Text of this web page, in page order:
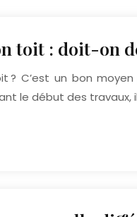
toit : doit-on
? C’est un bon
le début des